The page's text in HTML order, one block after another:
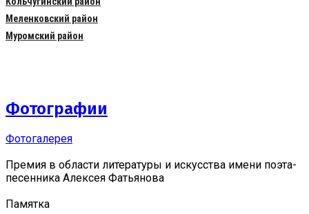
Меленковский район
Муромский район
Фотографии
Фотогалерея
Премия в области литературы и искусства имени поэта-
песенника Алексея Фатьянова
Памятка